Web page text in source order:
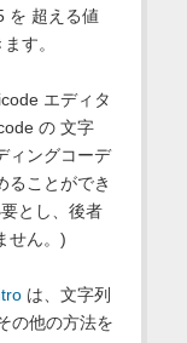
を 超える値
す。
エディタ
の 文字
ィングコーデ
ることができ
とし、後者
せん。)
は、文字列
の他の方法を